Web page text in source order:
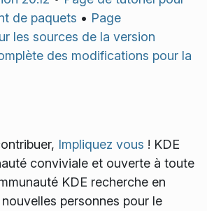
de paquets • Page
les sources de la version
des modifications pour la
Impliquez vous ! KDE
conviviale et ouverte à toute
KDE recherche en
personnes pour le